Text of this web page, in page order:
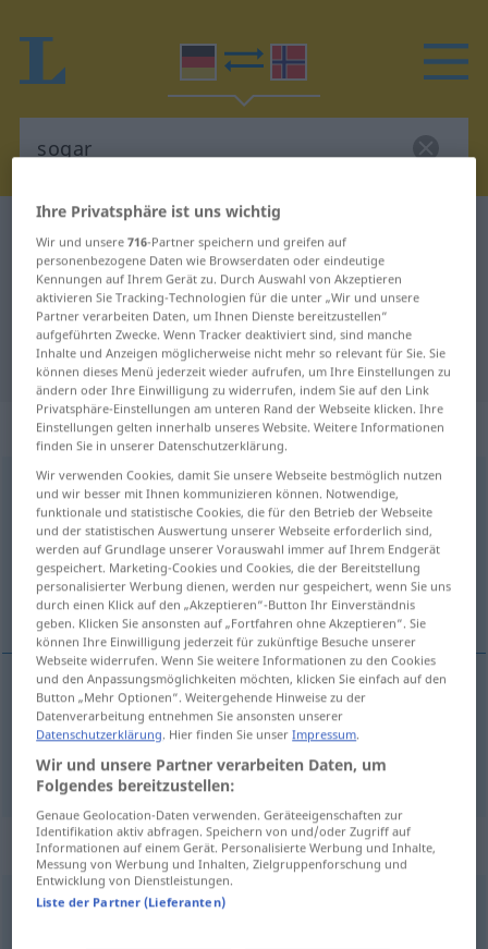
Deutsch-Norwegisch Übersetzung
für "sogar"
"sogar" Norwegisch Übersetzung
„sogar“
sogar
Übersicht aller Übersetzungen
(Für mehr Details die Übersetzung anklicken/antippen)
til og med, enda, selv
ogmed,enda sogar
selv sogarselbst
Synonyme für "sogar"
Ihre Privatsphäre ist uns wichtig
Wir und unsere716-Partner speichern und greifen auf
personenbezogene Daten wie Browserdaten oder eindeutige
Kennungen auf Ihrem Gerät zu. Durch Auswahl von Akzeptieren
aktivieren Sie Tracking-Technologien für die unter „Wir und unsere
Partner verarbeiten Daten, um Ihnen Dienste bereitzustellen“
aufgeführten Zwecke. Wenn Tracker deaktiviert sind, sind manche
Inhalte und Anzeigen möglicherweise nicht mehr so relevant für Sie. Sie
können dieses Menü jederzeit wieder aufrufen, um Ihre Einstellungen zu
ändern oder Ihre Einwilligung zu widerrufen, indem Sie auf den Link
Privatsphäre-Einstellungen am unteren Rand der Webseite klicken. Ihre
Einstellungen gelten innerhalb unseres Website. Weitere Informationen
finden Sie in unserer Datenschutzerklärung.
Wir verwenden Cookies, damit Sie unsere Webseite bestmöglich nutzen
und wir besser mit Ihnen kommunizieren können. Notwendige,
funktionale und statistische Cookies, die für den Betrieb der Webseite
und der statistischen Auswertung unserer Webseite erforderlich sind,
werden auf Grundlage unserer Vorauswahl immer auf Ihrem Endgerät
gespeichert. Marketing-Cookies und Cookies, die der Bereitstellung
personalisierter Werbung dienen, werden nur gespeichert, wenn Sie uns
durch einen Klick auf den „Akzeptieren“-Button Ihr Einverständnis
geben. Klicken Sie ansonsten auf „Fortfahren ohne Akzeptieren“. Sie
können Ihre Einwilligung jederzeit für zukünftige Besuche unserer
Webseite widerrufen. Wenn Sie weitere Informationen zu den Cookies
und den Anpassungsmöglichkeiten möchten, klicken Sie einfach auf den
Button „Mehr Optionen“. Weitergehende Hinweise zu der
Datenverarbeitung entnehmen Sie ansonsten unserer
Datenschutzerklärung. Hier finden Sie unserImpressum.
Wir und unsere Partner verarbeiten Daten, um
Folgendes bereitzustellen:
Genaue Geolocation-Daten verwenden. Geräteeigenschaften zur
Identifikation aktiv abfragen. Speichern von und/oder Zugriff auf
Informationen auf einem Gerät. Personalisierte Werbung und Inhalte,
Messung von Werbung und Inhalten, Zielgruppenforschung und
Entwicklung von Dienstleistungen.
Liste der Partner (Lieferanten)